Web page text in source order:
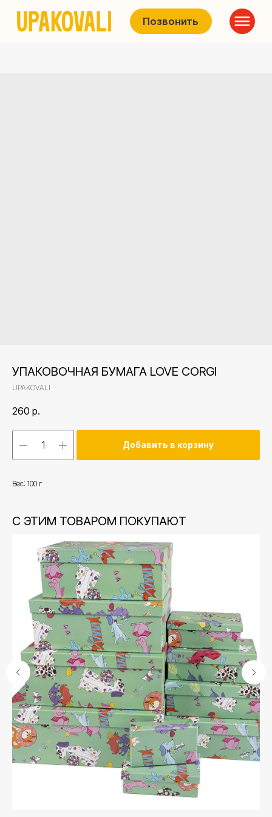
Позвонить
УПАКОВОЧНАЯ БУМАГА LOVE CORGI
UPAKOVALI
260 р.
Добавить в корзину
Вес: 100 г
С ЭТИМ ТОВАРОМ ПОКУПАЮТ
Контакты